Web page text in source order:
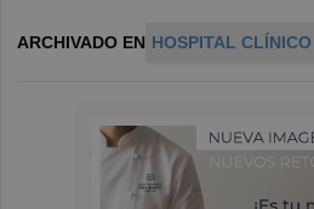
ARCHIVADO EN HOSPITAL CLÍNICO